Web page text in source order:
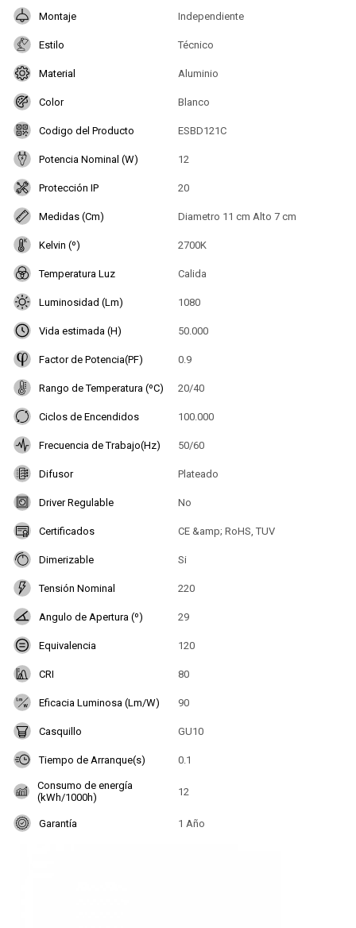
Montaje Independiente
Estilo Técnico
Material Aluminio
Color Blanco
Codigo del Producto ESBD121C
Potencia Nominal (W) 12
Protección IP 20
Medidas (Cm) Diametro 11 cm Alto 7 cm
Kelvin (º) 2700K
Temperatura Luz Calida
Luminosidad (Lm) 1080
Vida estimada (H) 50.000
Factor de Potencia(PF) 0.9
Rango de Temperatura (ºC) 20/40
Ciclos de Encendidos 100.000
Frecuencia de Trabajo(Hz) 50/60
Difusor Plateado
Driver Regulable No
Certificados CE &amp; RoHS, TUV
Dimerizable Si
Tensión Nominal 220
Angulo de Apertura (º) 29
Equivalencia 120
CRI 80
Eficacia Luminosa (Lm/W) 90
Casquillo GU10
Tiempo de Arranque(s) 0.1
Consumo de energía
(kWh/1000h)
12
Garantía 1 Año